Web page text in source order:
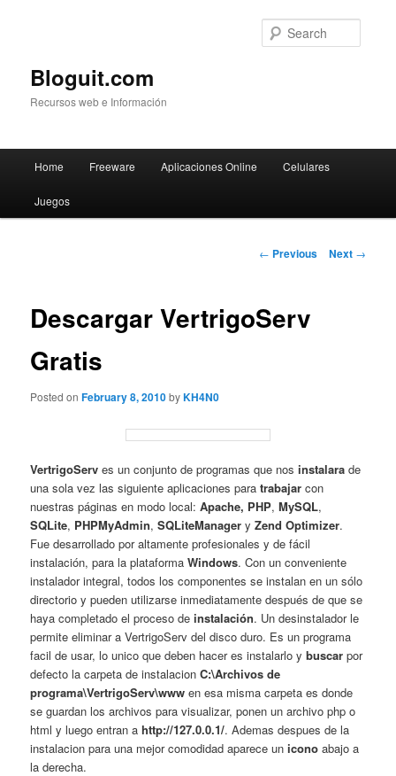
Bloguit.com
Recursos web e Información
Skip
to
Home Freeware Aplicaciones Online Celulares
Juegos
Post
← Previous Next →
Descargar VertrigoServ
Gratis
Posted onFebruary 8, 2010byKH4N0
VertrigoServ es un conjunto de programas que nos instalara de
una sola vez las siguiente aplicaciones para trabajar con
nuestras páginas en modo local:Apache, PHP,MySQL,
SQLite, PHPMyAdmin, SQLiteManager yZend Optimizer.
Fue desarrollado por altamente profesionales y de fácil
instalación, para la plataformaWindows. Con un conveniente
instalador integral, todos los componentes se instalan en un sólo
directorio y pueden utilizarse inmediatamente después de que se
haya completado el proceso de instalación. Un desinstalador le
permite eliminar a VertrigoServ del disco duro. Es un programa
facil de usar, lo unico que deben hacer es instalarlo ybuscar por
defecto la carpeta de instalacionC:\Archivos de
programa\VertrigoServ\www en esa misma carpeta es donde
se guardan los archivos para visualizar, ponen un archivo php o
html y luego entran ahttp://127.0.0.1/. Ademas despues de la
instalacion para una mejor comodidad aparece un icono abajo a
la derecha.